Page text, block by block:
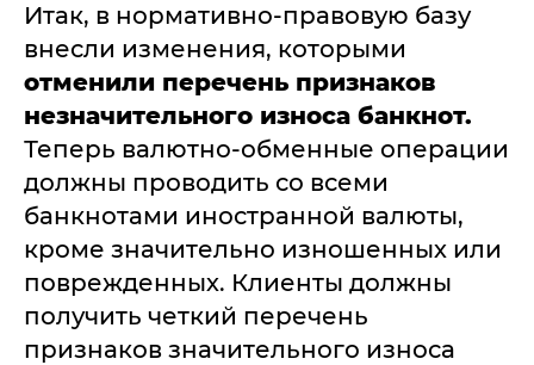
Итак, в нормативно-правовую базу
внесли изменения, которыми
отменили перечень признаков
незначительного износа банкнот.
Теперь валютно-обменные операции
должны проводить со всеми
банкнотами иностранной валюты,
кроме значительно изношенных или
поврежденных. Клиенты должны
получить четкий перечень
признаков значительного износа